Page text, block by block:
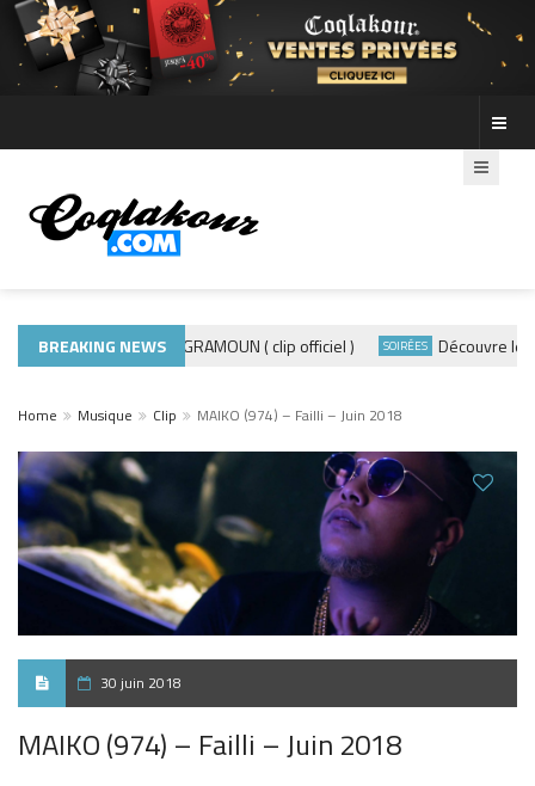
BREAKING NEWS
ACTUALITÉS ADE440 – GRAMOUN ( clip officiel ) SOIRÉES Découvre les
Home Musique Clip MAIKO (974) – Failli – Juin 2018
30 juin 2018
MAIKO (974) – Failli – Juin 2018